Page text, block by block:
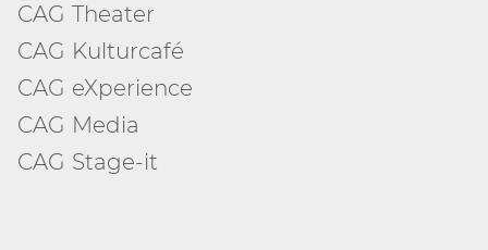
CAG Theater
CAG Kulturcafé
CAG eXperience
CAG Media
CAG Stage-it